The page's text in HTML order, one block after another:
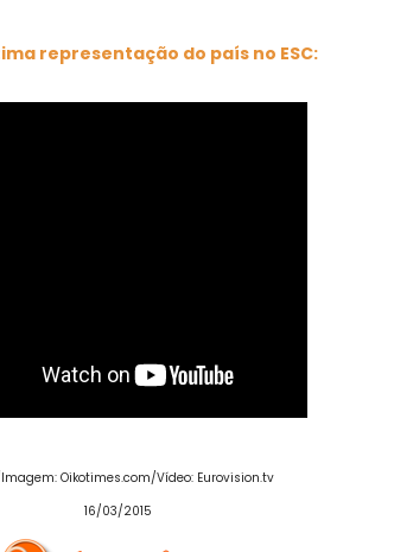
representação do país no ESC:
Oikotimes.com/Vídeo: Eurovision.tv
16/03/2015